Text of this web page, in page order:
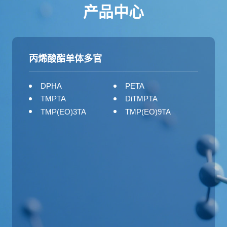
产品中心
丙烯酸酯单体多官
DPHA
PETA
TMPTA
DiTMPTA
TMP(EO)3TA
TMP(EO)9TA